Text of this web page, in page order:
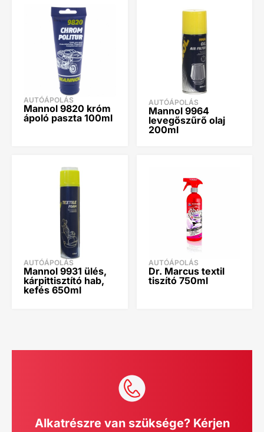
AUTÓÁPOLÁS
Mannol 9820 króm
ápoló paszta 100ml
AUTÓÁPOLÁS
Mannol 9964
levegőszűrő olaj
200ml
AUTÓÁPOLÁS
Mannol 9931 ülés,
kárpittisztító hab,
kefés 650ml
AUTÓÁPOLÁS
Dr. Marcus textil
tiszító 750ml
Alkatrészre van szüksége? Kérjen